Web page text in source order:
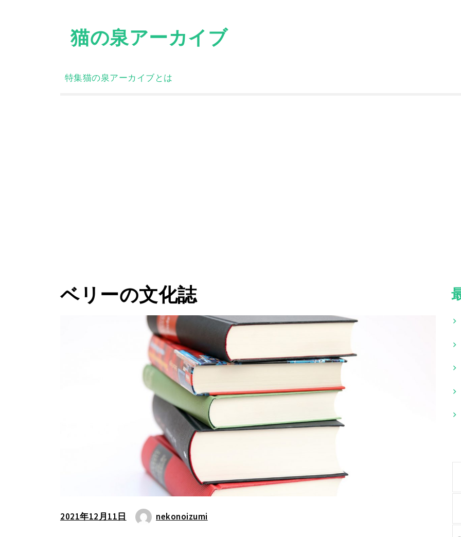
猫の泉アーカイブ
特集猫の泉アーカイブとは
ベリーの文化誌
2021年12月11日 nekonoizumi